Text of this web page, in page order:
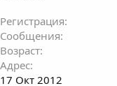
Регистрация
Сообщения
Возраст
Адрес
17 Окт 2012